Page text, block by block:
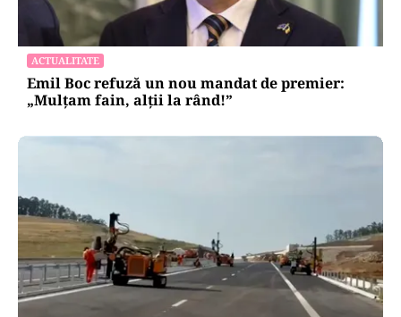
ACTUALITATE
Emil Boc refuză un nou mandat de premier:
„Mulțam fain, alții la rând!”